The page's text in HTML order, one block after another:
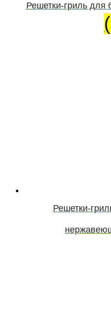
Решетки-гриль для
Решетки-